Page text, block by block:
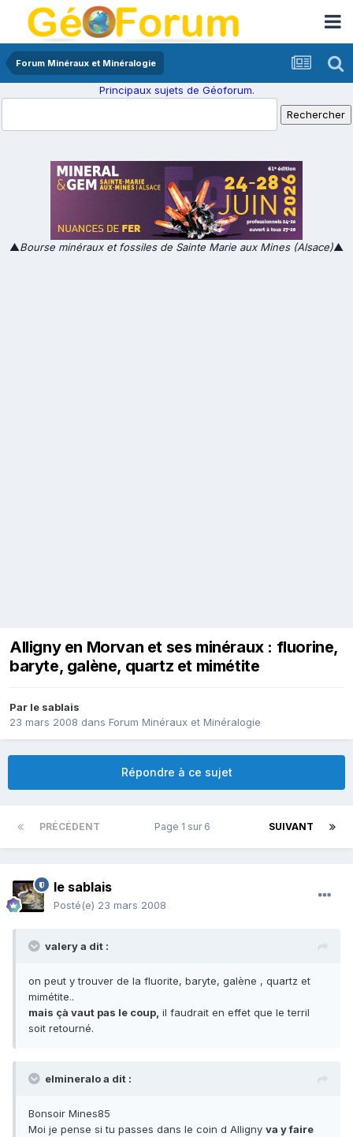
Forum Minéraux et Minéralogie
Principaux sujets de Géoforum.
▲Bourse minéraux et fossiles de Sainte Marie aux Mines (Alsace)▲
Alligny en Morvan et ses minéraux : fluorine,
baryte, galène, quartz et mimétite
Par le sablais
23 mars 2008 dans Forum Minéraux et Minéralogie
Répondre à ce sujet
PRÉCÉDENT SUIVANT
Page 1 sur 6
le sablais
Posté(e) 23 mars 2008
valery a dit :
on peut y trouver de la fluorite, baryte, galène , quartz et
mimétite..
mais çà vaut pas le coup, il faudrait en effet que le terril
soit retourné.
elmineralo a dit :
Bonsoir Mines85
Moi je pense si tu passes dans le coin d Alligny va y faire